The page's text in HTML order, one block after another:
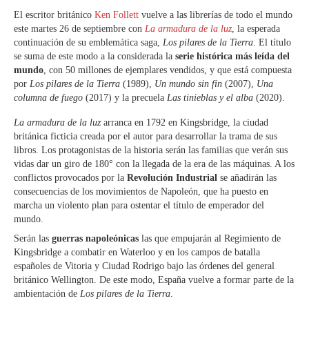
El escritor británico Ken Follett vuelve a las librerías de todo el mundo
este martes 26 de septiembre con La armadura de la luz , la esperada
continuación de su emblemática saga, Los pilares de la Tierra . El título
se suma de este modo a la considerada la serie histórica más leída del
mundo , con 50 millones de ejemplares vendidos, y que está compuesta
por Los pilares de la Tierra (1989), Un mundo sin fin (2007), Una
columna de fuego (2017) y la precuela Las tinieblas y el alba (2020).
La armadura de la luz arranca en 1792 en Kingsbridge, la ciudad
británica ficticia creada por el autor para desarrollar la trama de sus
libros. Los protagonistas de la historia serán las familias que verán sus
vidas dar un giro de 180° con la llegada de la era de las máquinas. A los
conflictos provocados por la Revolución Industrial se añadirán las
consecuencias de los movimientos de Napoleón, que ha puesto en
marcha un violento plan para ostentar el título de emperador del
mundo.
Serán las guerras napoleónicas las que empujarán al Regimiento de
Kingsbridge a combatir en Waterloo y en los campos de batalla
españoles de Vitoria y Ciudad Rodrigo bajo las órdenes del general
británico Wellington. De este modo, España vuelve a formar parte de la
ambientación de Los pilares de la Tierra